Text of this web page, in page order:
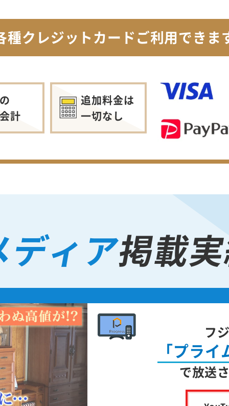
種クレジットカードご利用できま
計
追加料金は
一切なし
ディア掲載
フ
「プラ
で放送